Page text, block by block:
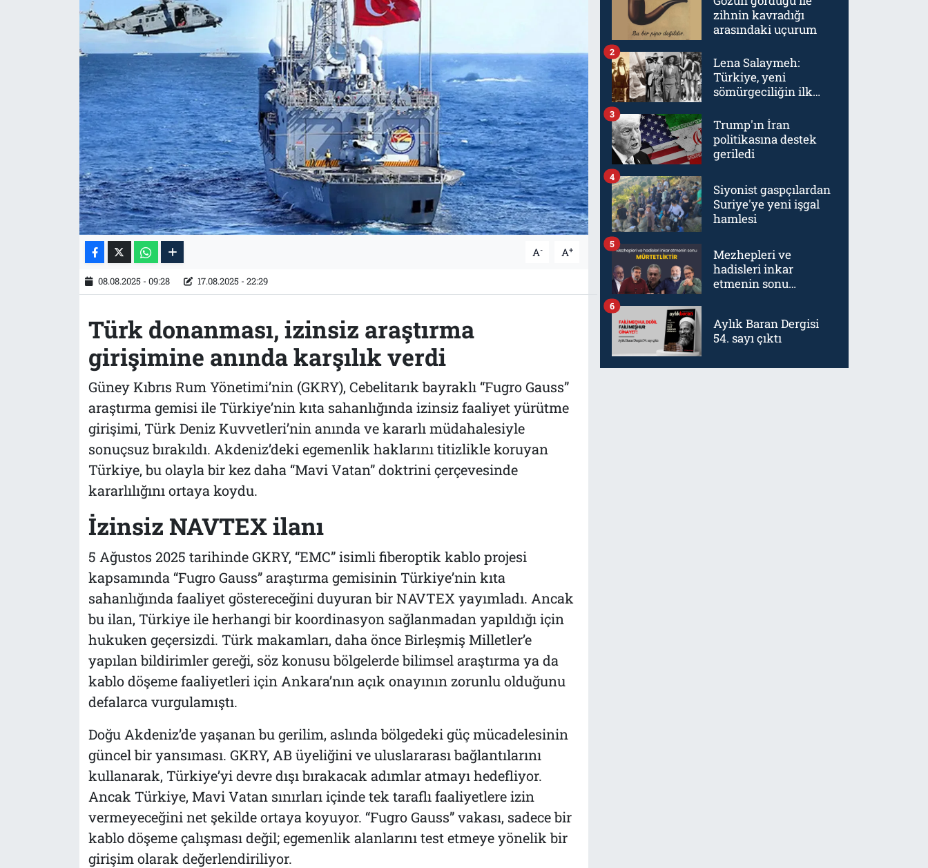
A- A+
08.08.2025 - 09:28 17.08.2025 - 22:29
Türk donanması, izinsiz araştırma
girişimine anında karşılık verdi
Güney Kıbrıs Rum Yönetimi’nin (GKRY), Cebelitarık bayraklı “Fugro Gauss”
araştırma gemisi ile Türkiye’nin kıta sahanlığında izinsiz faaliyet yürütme
girişimi, Türk Deniz Kuvvetleri’nin anında ve kararlı müdahalesiyle
sonuçsuz bırakıldı. Akdeniz’deki egemenlik haklarını titizlikle koruyan
Türkiye, bu olayla bir kez daha “Mavi Vatan” doktrini çerçevesinde
kararlılığını ortaya koydu.
İzinsiz NAVTEX ilanı
5 Ağustos 2025 tarihinde GKRY, “EMC” isimli fiberoptik kablo projesi
kapsamında “Fugro Gauss” araştırma gemisinin Türkiye’nin kıta
sahanlığında faaliyet göstereceğini duyuran bir NAVTEX yayımladı. Ancak
bu ilan, Türkiye ile herhangi bir koordinasyon sağlanmadan yapıldığı için
hukuken geçersizdi. Türk makamları, daha önce Birleşmiş Milletler’e
yapılan bildirimler gereği, söz konusu bölgelerde bilimsel araştırma ya da
kablo döşeme faaliyetleri için Ankara’nın açık onayının zorunlu olduğunu
defalarca vurgulamıştı.
Doğu Akdeniz’de yaşanan bu gerilim, aslında bölgedeki güç mücadelesinin
güncel bir yansıması. GKRY, AB üyeliğini ve uluslararası bağlantılarını
kullanarak, Türkiye’yi devre dışı bırakacak adımlar atmayı hedefliyor.
Ancak Türkiye, Mavi Vatan sınırları içinde tek taraflı faaliyetlere izin
vermeyeceğini net şekilde ortaya koyuyor. “Fugro Gauss” vakası, sadece bir
kablo döşeme çalışması değil; egemenlik alanlarını test etmeye yönelik bir
girişim olarak değerlendiriliyor.
zihnin kavradığı
arasındaki uçurum
Lena Salaymeh:
Türkiye, yeni
sömürgeciliğin ilk
2
Trump'ın İran
politikasına destek
geriledi
3
Siyonist gaspçılardan
Suriye'ye yeni işgal
hamlesi
4
Mezhepleri ve
hadisleri inkar
etmenin sonu
5
Aylık Baran Dergisi
54. sayı çıktı
6
İletişim